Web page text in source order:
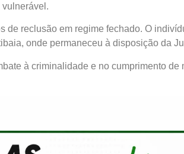
vulnerável.
reclusão em regime fechado. O
onde permaneceu à disposição da
à criminalidade e no cumprimento